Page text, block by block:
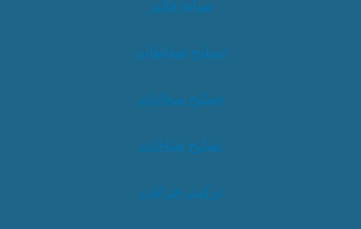
صيانة فلاتر
تصليح شفاطات
تصليح سخانات
تصليح طباخات
تركيب خزانات